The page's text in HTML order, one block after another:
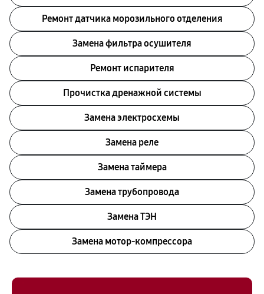
Ремонт датчика морозильного отделения
Замена фильтра осушителя
Ремонт испарителя
Прочистка дренажной системы
Замена электросхемы
Замена реле
Замена таймера
Замена трубопровода
Замена ТЭН
Замена мотор-компрессора